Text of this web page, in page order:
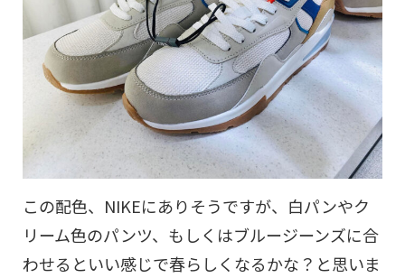
この配色、NIKEにありそうですが、白パンやク
リーム色のパンツ、もしくはブルージーンズに合
わせるといい感じで春らしくなるかな？と思いま